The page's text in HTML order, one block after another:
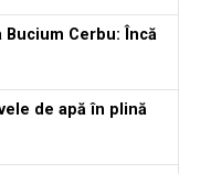
ca sursă
Bucium Cerbu: Încă
de apă în plină